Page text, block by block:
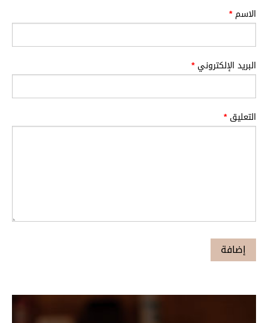
الاسم*
البريد الإلكتروني*
التعليق*